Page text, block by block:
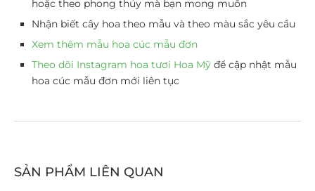
hoặc theo phong thủy mà bạn mong muốn
Nhận biết cây hoa theo mẫu và theo màu sắc yêu cầu
Xem thêm mẫu hoa cúc mẫu đơn
Theo dõi Instagram hoa tươi Hoa Mỹ để cập nhật mẫu
hoa cúc mẫu đơn mới liên tục
SẢN PHẨM LIÊN QUAN